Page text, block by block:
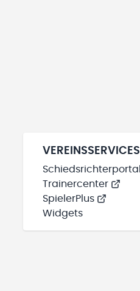
VEREINSSERVICES
Schiedsrichterportal
Trainercenter
SpielerPlus
Widgets